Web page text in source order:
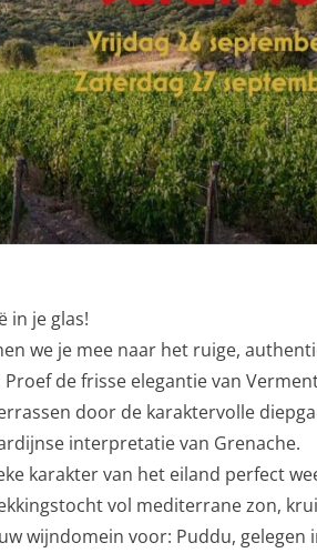
in je glas!
we je mee naar het ruige,
de frisse elegantie van
door de karaktervolle
interpretatie van Grenache.
karakter van het eiland perfect
vol mediterrane zon,
wijndomein voor: Puddu,